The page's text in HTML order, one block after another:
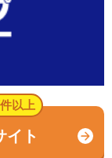
以上
イト